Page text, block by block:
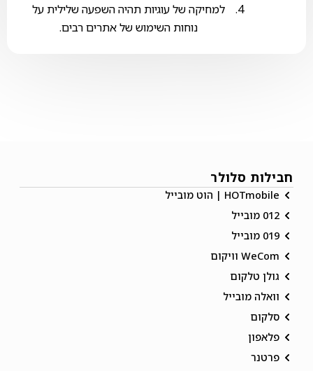
למחיקה של עוגיות תהיה השפעה שלילית על
נוחות השימוש של אתרים רבים.
חבילות סלולר
HOTmobile | הוט מובייל
012 מובייל
019 מובייל
WeCom וויקום
גולן טלקום
וואלה מובייל
סלקום
פלאפון
פרטנר